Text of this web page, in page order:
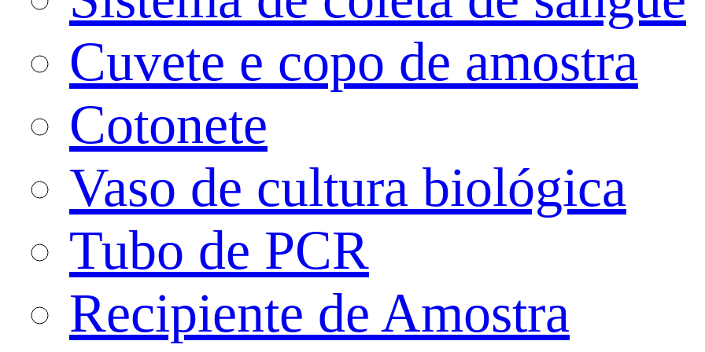
Cuvete e copo de amostra
Cotonete
Vaso de cultura biológica
Tubo de PCR
Recipiente de Amostra